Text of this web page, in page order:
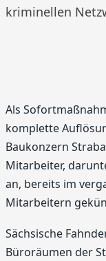
kriminellen
Als
komplette
Baukonzern
Mitarbeiter,
an, bereits im
Mitarbeitern
Sächsische
Büroräumen der